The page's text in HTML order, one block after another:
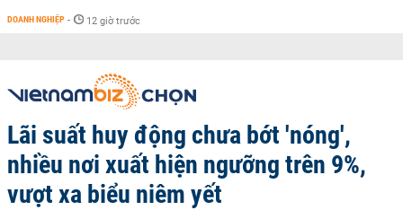
DOANH NGHIỆP - 12 giờ trước
Lãi suất huy động chưa bớt 'nóng',
nhiều nơi xuất hiện ngưỡng trên 9%,
vượt xa biểu niêm yết